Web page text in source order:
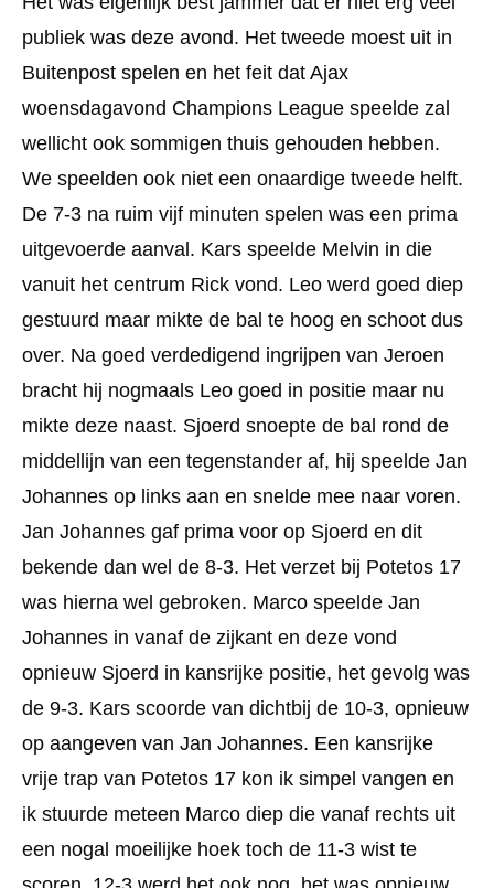
publiek was deze avond. Het tweede moest uit in
Buitenpost spelen en het feit dat Ajax
woensdagavond Champions League speelde zal
wellicht ook sommigen thuis gehouden hebben.
We speelden ook niet een onaardige tweede helft.
De 7-3 na ruim vijf minuten spelen was een prima
uitgevoerde aanval. Kars speelde Melvin in die
vanuit het centrum Rick vond. Leo werd goed diep
gestuurd maar mikte de bal te hoog en schoot dus
over. Na goed verdedigend ingrijpen van Jeroen
bracht hij nogmaals Leo goed in positie maar nu
mikte deze naast. Sjoerd snoepte de bal rond de
middellijn van een tegenstander af, hij speelde Jan
Johannes op links aan en snelde mee naar voren.
Jan Johannes gaf prima voor op Sjoerd en dit
bekende dan wel de 8-3. Het verzet bij Potetos 17
was hierna wel gebroken. Marco speelde Jan
Johannes in vanaf de zijkant en deze vond
opnieuw Sjoerd in kansrijke positie, het gevolg was
de 9-3. Kars scoorde van dichtbij de 10-3, opnieuw
op aangeven van Jan Johannes. Een kansrijke
vrije trap van Potetos 17 kon ik simpel vangen en
ik stuurde meteen Marco diep die vanaf rechts uit
een nogal moeilijke hoek toch de 11-3 wist te